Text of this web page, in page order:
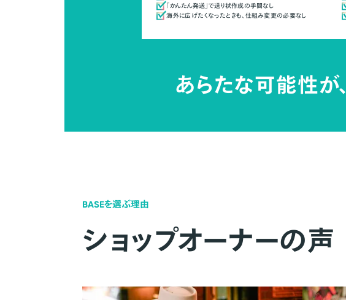
「かんたん発送」で送り状作成の手間なし
海外に広げたくなったときも、仕組み変更の必要なし
あらたな可能性が、
BASEを選ぶ理由
ショップオーナーの声